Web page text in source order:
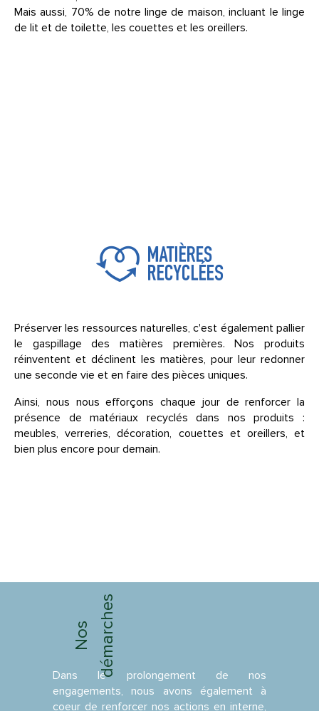
Mais aussi, 70% de notre linge de maison, incluant le linge
de lit et de toilette, les couettes et les oreillers.
Préserver les ressources naturelles, c'est également pallier
le gaspillage des matières premières. Nos produits
réinventent et déclinent les matières, pour leur redonner
une seconde vie et en faire des pièces uniques.
Ainsi, nous nous efforçons chaque jour de renforcer la
présence de matériaux recyclés dans nos produits :
meubles, verreries, décoration, couettes et oreillers, et
bien plus encore pour demain.
Nos démarches
Dans le prolongement de nos
engagements, nous avons également à
coeur de renforcer nos actions en interne,